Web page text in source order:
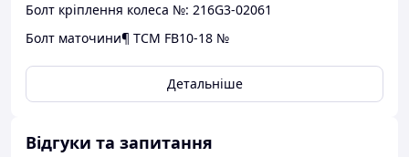
Болт кріплення колеса №: 216G3-02061
Болт маточини¶ ТСМ FB10-18 №
Детальніше
Відгуки та запитання